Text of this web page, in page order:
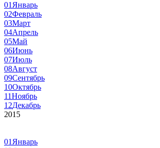
01 Январь
02Февраль
03Март
04Апрель
05Май
06Июнь
07Июль
08Август
09Сентябрь
10Октябрь
11Ноябрь
12Декабрь
2015
01 Январь